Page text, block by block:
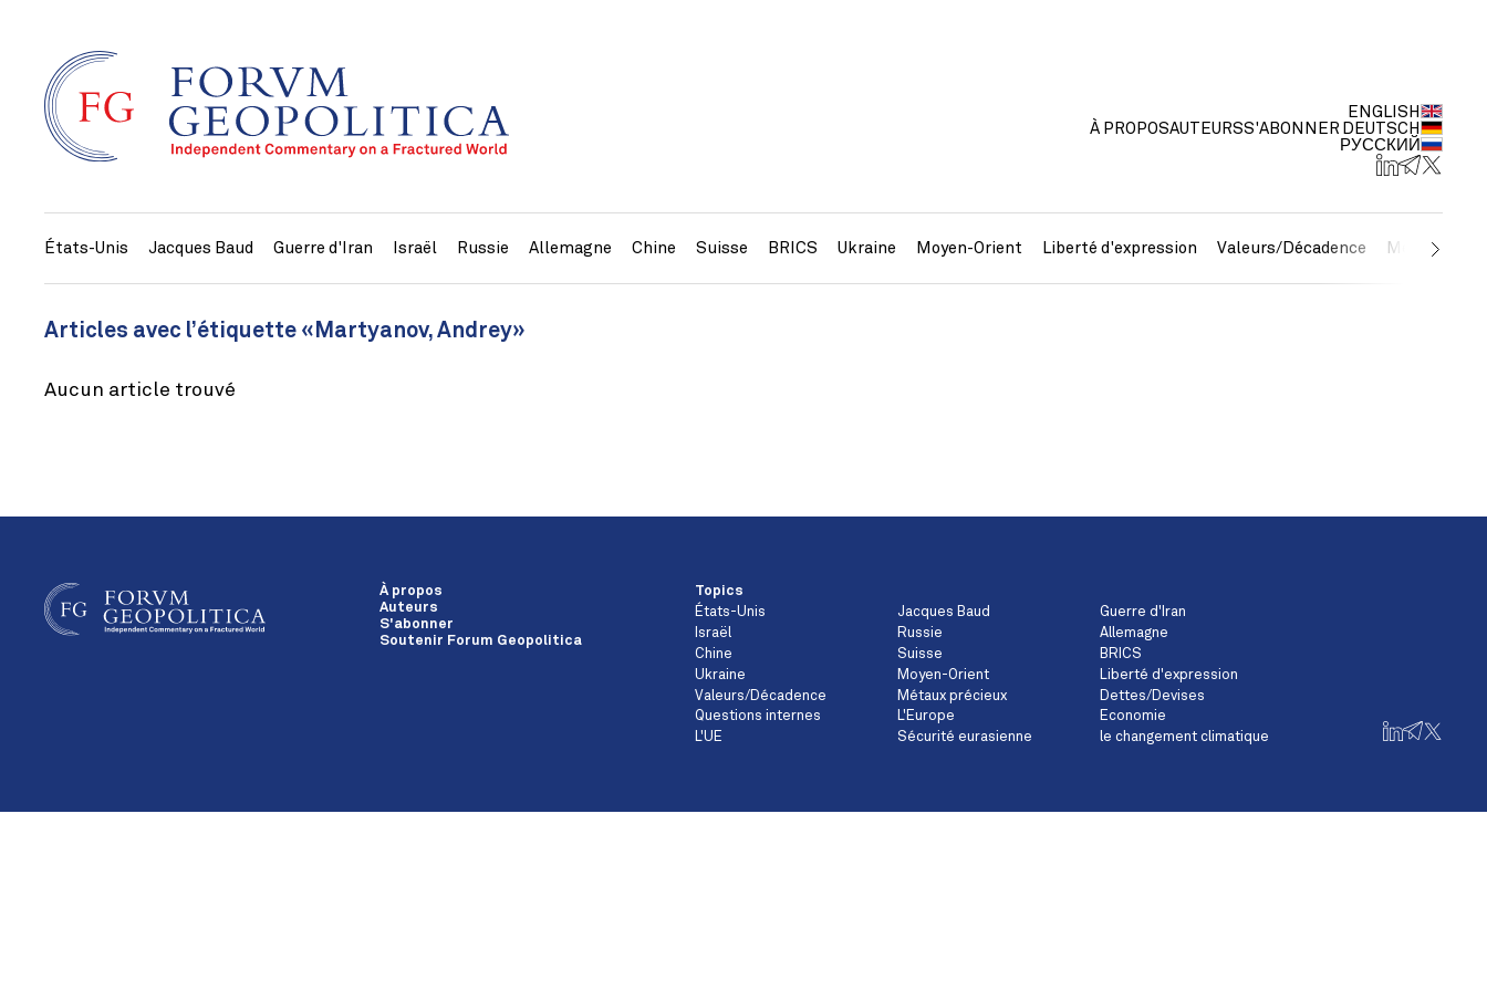
À PROPOSAUTEURSS'ABONNER
ENGLISH
DEUTSCH
РУССКИЙ
États-Unis Jacques Baud Guerre d'Iran Israël Russie Allemagne Chine Suisse BRICS Ukraine Moyen-Orient Liberté d'expression Valeurs/Décadence Métaux
Articles avec l’étiquette «Martyanov, Andrey»
Aucun article trouvé
À propos
Auteurs
S'abonner
Soutenir Forum Geopolitica
Topics
États-Unis
Jacques Baud
Guerre d'Iran
Israël
Russie
Allemagne
Chine
Suisse
BRICS
Ukraine
Moyen-Orient
Liberté d'expression
Valeurs/Décadence
Métaux précieux
Dettes/Devises
Questions internes
L'Europe
Economie
L'UE
Sécurité eurasienne le changement climatique